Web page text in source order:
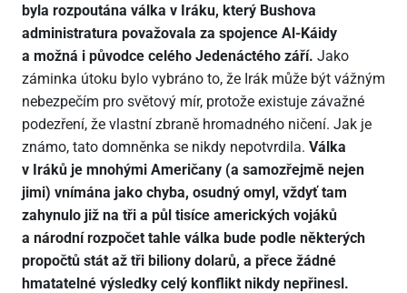
byla rozpoutána válka v Iráku, který Bushova
administratura považovala za spojence Al-Káidy
a možná i původce celého Jedenáctého září. Jako
záminka útoku bylo vybráno to, že Irák může být vážným
nebezpečím pro světový mír, protože existuje závažné
podezření, že vlastní zbraně hromadného ničení. Jak je
známo, tato domněnka se nikdy nepotvrdila. Válka
v Iráků je mnohými Američany (a samozřejmě nejen
jimi) vnímána jako chyba, osudný omyl, vždyť tam
zahynulo již na tři a půl tisíce amerických vojáků
a národní rozpočet tahle válka bude podle některých
propočtů stát až tři biliony dolarů, a přece žádné
hmatatelné výsledky celý konflikt nikdy nepřinesl.